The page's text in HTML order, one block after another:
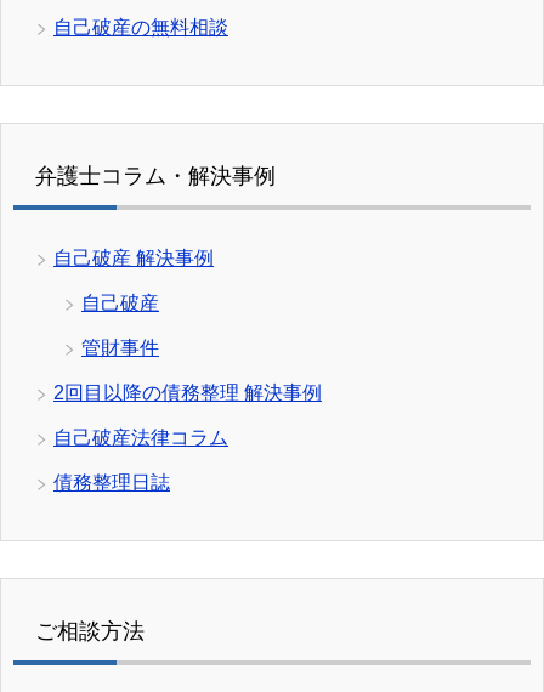
自己破産の無料相談
弁護士コラム・解決事例
自己破産 解決事例
自己破産
管財事件
2回目以降の債務整理 解決事例
自己破産法律コラム
債務整理日誌
ご相談方法